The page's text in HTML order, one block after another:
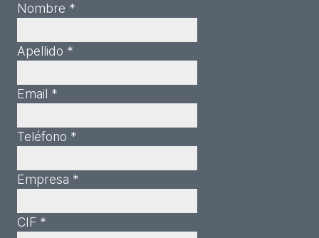
Nombre *
Apellido *
Email *
Teléfono *
Empresa *
CIF *